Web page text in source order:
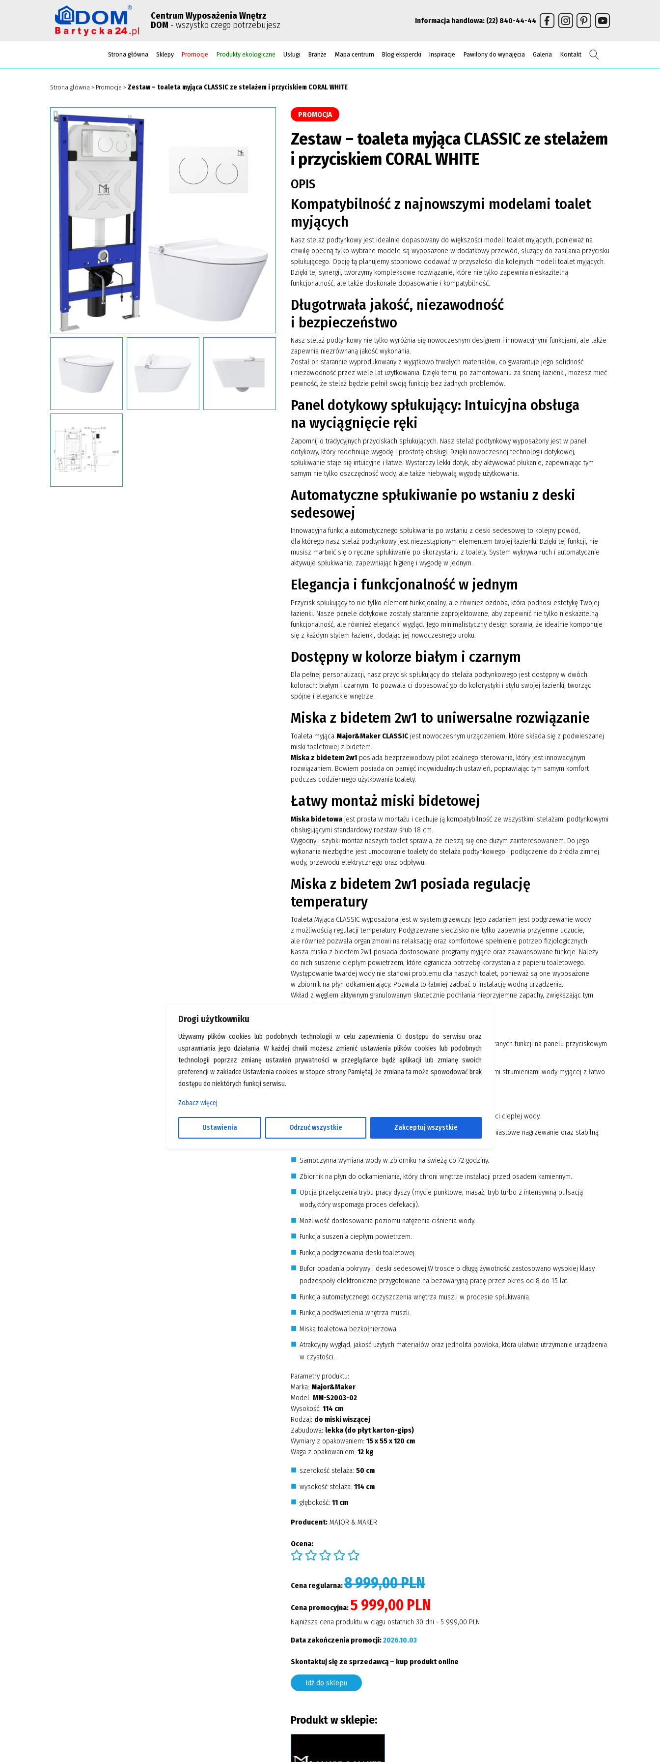
Drogi użytkowniku
Używamy plików cookies lub podobnych technologii w celu zapewnienia Ci dostępu do serwisu oraz
usprawniania jego działania. W każdej chwili możesz zmienić ustawienia plików cookies lub podobnych
technologii poprzez zmianę ustawień prywatności w przeglądarce bądź aplikacji lub zmianę swoich
preferencji w zakładce Ustawienia cookies w stopce strony. Pamiętaj, że zmiana ta może spowodować brak
dostępu do niektórych funkcji serwisu.
Zobacz więcej
Ustawienia Odrzuć wszystkie Zakceptuj wszystkie
Centrum Wyposażenia Wnętrz
DOM - wszystko czego potrzebujesz Informacja handlowa: (22) 840-44-44
Strona główna Sklepy Promocje Produkty ekologiczne Usługi Branże Mapa centrum Blog ekspercki Inspiracje Pawilony do wynajęcia Galeria Kontakt
Strona główna> Promocje > Zestaw – toaleta myjąca CLASSIC ze stelażem i przyciskiem CORAL WHITE
PROMOCJA
Zestaw – toaleta myjąca CLASSIC ze stelażem
i przyciskiem CORAL WHITE
OPIS
Kompatybilność z najnowszymi modelami toalet
myjących
Nasz stelaż podtynkowy jest idealnie dopasowany do większości modeli toalet myjących, ponieważ na
chwilę obecną tylko wybrane modele są wyposażone w dodatkowy przewód, służący do zasilania przycisku
spłukującego. Opcję tą planujemy stopniowo dodawać w przyszłości dla kolejnych modeli toalet myjących.
Dzięki tej synergii, tworzymy kompleksowe rozwiązanie, które nie tylko zapewnia nieskazitelną
funkcjonalność, ale także doskonałe dopasowanie i kompatybilność.
Długotrwała jakość, niezawodność
i bezpieczeństwo
Nasz stelaż podtynkowy nie tylko wyróżnia się nowoczesnym designem i innowacyjnymi funkcjami, ale także
zapewnia niezrównaną jakość wykonania.
Został on starannie wyprodukowany z wyjątkowo trwałych materiałów, co gwarantuje jego solidność
i niezawodność przez wiele lat użytkowania. Dzięki temu, po zamontowaniu za ścianą łazienki, możesz mieć
pewność, że stelaż będzie pełnił swoją funkcję bez żadnych problemów.
Panel dotykowy spłukujący: Intuicyjna obsługa
na wyciągnięcie ręki
Zapomnij o tradycyjnych przyciskach spłukujących. Nasz stelaż podtynkowy wyposażony jest w panel
dotykowy, który redefiniuje wygodę i prostotę obsługi. Dzięki nowoczesnej technologii dotykowej,
spłukiwanie staje się intuicyjne i łatwe. Wystarczy lekki dotyk, aby aktywować płukanie, zapewniając tym
samym nie tylko oszczędność wody, ale także niebywałą wygodę użytkowania.
Automatyczne spłukiwanie po wstaniu z deski
sedesowej
Innowacyjna funkcja automatycznego spłukiwania po wstaniu z deski sedesowej to kolejny powód,
dla którego nasz stelaż podtynkowy jest niezastąpionym elementem twojej łazienki. Dzięki tej funkcji, nie
musisz martwić się o ręczne spłukiwanie po skorzystaniu z toalety. System wykrywa ruch i automatycznie
aktywuje spłukiwanie, zapewniając higienę i wygodę w jednym.
Elegancja i funkcjonalność w jednym
Przycisk spłukujący to nie tylko element funkcjonalny, ale również ozdoba, która podnosi estetykę Twojej
łazienki. Nasze panele dotykowe zostały starannie zaprojektowane, aby zapewnić nie tylko nieskazitelną
funkcjonalność, ale również elegancki wygląd. Jego minimalistyczny design sprawia, że idealnie komponuje
się z każdym stylem łazienki, dodając jej nowoczesnego uroku.
Dostępny w kolorze białym i czarnym
Dla pełnej personalizacji, nasz przycisk spłukujący do stelaża podtynkowego jest dostępny w dwóch
kolorach: białym i czarnym. To pozwala ci dopasować go do kolorystyki i stylu swojej łazienki, tworząc
spójne i eleganckie wnętrze.
Miska z bidetem 2w1 to uniwersalne rozwiązanie
Toaleta myjąca Major&Maker CLASSIC jest nowoczesnym urządzeniem, które składa się z podwieszanej
miski toaletowej z bidetem.
Miska z bidetem 2w1 posiada bezprzewodowy pilot zdalnego sterowania, który jest innowacyjnym
rozwiązaniem. Bowiem posiada on pamięć indywidualnych ustawień, poprawiając tym samym komfort
podczas codziennego użytkowania toalety.
Łatwy montaż miski bidetowej
Miska bidetowa jest prosta w montażu i cechuje ją kompatybilność ze wszystkimi stelażami podtynkowymi
obsługującymi standardowy rozstaw śrub 18 cm.
Wygodny i szybki montaż naszych toalet sprawia, że cieszą się one dużym zainteresowaniem. Do jego
wykonania niezbędne jest umocowanie toalety do stelaża podtynkowego i podłączenie do źródła zimnej
wody, przewodu elektrycznego oraz odpływu.
Miska z bidetem 2w1 posiada regulację
temperatury
Toaleta Myjąca CLASSIC wyposażona jest w system grzewczy. Jego zadaniem jest podgrzewanie wody
z możliwością regulacji temperatury. Podgrzewane siedzisko nie tylko zapewnia przyjemne uczucie,
ale również pozwala organizmowi na relaksację oraz komfortowe spełnienie potrzeb fizjologicznych.
Nasza miska z bidetem 2w1 posiada dostosowane programy myjące oraz zaawansowane funkcje. Należy
do nich suszenie ciepłym powietrzem, które ogranicza potrzebę korzystania z papieru toaletowego.
Występowanie twardej wody nie stanowi problemu dla naszych toalet, ponieważ są one wyposażone
w zbiornik na płyn odkamieniający. Pozwala to łatwiej zadbać o instalację wodną urządzenia.
Wkład z węglem aktywnym granulowanym skutecznie pochłania nieprzyjemne zapachy, zwiększając tym
samym komfort użytkowania.
Wygodne i intuicyjne sterowanie przy użyciu pilota. Dostęp do wybranych funkcji na panelu przyciskowym
z boku. Wbudowany wyświetlacz LED.
Wysokiej jakości antybakteryjna dysza myjąca z dwoma niezależnymi strumieniami wody myjącej z łatwo
Funkcja mycia tylnego i przedniego przy użyciu nieograniczonej ilości ciepłej wody.
Zaawansowany przepływowy system grzewczy gwarantuje natychmiastowe nagrzewanie oraz stabilną
Samoczynna wymiana wody w zbiorniku na świeżą co 72 godziny.
Zbiornik na płyn do odkamieniania, który chroni wnętrze instalacji przed osadem kamiennym.
Opcja przełączenia trybu pracy dyszy (mycie punktowe, masaż, tryb turbo z intensywną pulsacją
wody,który wspomaga proces defekacji).
Możliwość dostosowania poziomu natężenia ciśnienia wody.
Funkcja suszenia ciepłym powietrzem.
Funkcja podgrzewania deski toaletowej.
Bufor opadania pokrywy i deski sedesowej.W trosce o długą żywotność zastosowano wysokiej klasy
podzespoły elektroniczne przygotowane na bezawaryjną pracę przez okres od 8 do 15 lat.
Funkcja automatycznego oczyszczenia wnętrza muszli w procesie spłukiwania.
Funkcja podświetlenia wnętrza muszli.
Miska toaletowa bezkołnierzowa.
Atrakcyjny wygląd, jakość użytych materiałów oraz jednolita powłoka, która ułatwia utrzymanie urządzenia
w czystości.
Parametry produktu:
Marka: Major&Maker
Model: MM-S2003-02
Wysokość:114 cm
Rodzaj: do miski wiszącej
Zabudowa: lekka (do płyt karton-gips)
Wymiary z opakowaniem:15 x 55 x 120 cm
Waga z opakowaniem:12 kg
szerokość stelaża:50 cm
wysokość stelaża:114 cm
głębokość:11 cm
Producent: MAJOR & MAKER
Ocena:
Cena regularna:8 999,00 PLN
Cena promocyjna: 5 999,00 PLN
Najniższa cena produktu w ciągu ostatnich 30 dni - 5 999,00 PLN
Data zakończenia promocji:2026.10.03
Skontaktuj się ze sprzedawcą – kup produkt online
Idź do sklepu
Produkt w sklepie: